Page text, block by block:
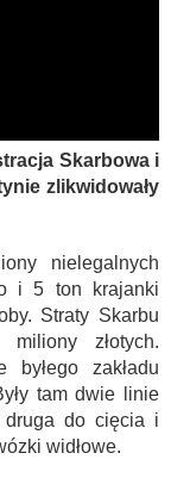
Skarbowa i
zlikwidowały
nielegalnych
i 5 ton krajanki
Straty Skarbu
złotych.
byłego zakładu
tam dwie linie
druga do cięcia i
widłowe.